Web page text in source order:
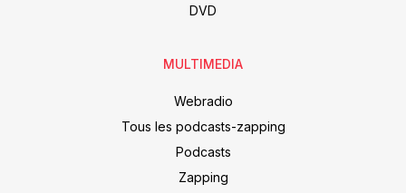
DVD
MULTIMEDIA
Webradio
Tous les podcasts-zapping
Podcasts
Zapping